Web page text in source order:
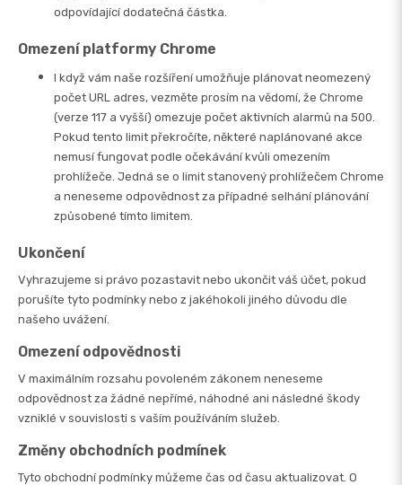
odpovídající dodatečná částka.
Omezení platformy Chrome
I když vám naše rozšíření umožňuje plánovat neomezený
počet URL adres, vezměte prosím na vědomí, že Chrome
(verze 117 a vyšší) omezuje počet aktivních alarmů na 500.
Pokud tento limit překročíte, některé naplánované akce
nemusí fungovat podle očekávání kvůli omezením
prohlížeče. Jedná se o limit stanovený prohlížečem Chrome
a neneseme odpovědnost za případné selhání plánování
způsobené tímto limitem.
Ukončení
Vyhrazujeme si právo pozastavit nebo ukončit váš účet, pokud
porušíte tyto podmínky nebo z jakéhokoli jiného důvodu dle
našeho uvážení.
Omezení odpovědnosti
V maximálním rozsahu povoleném zákonem neneseme
odpovědnost za žádné nepřímé, náhodné ani následné škody
vzniklé v souvislosti s vaším používáním služeb.
Změny obchodních podmínek
Tyto obchodní podmínky můžeme čas od času aktualizovat. O